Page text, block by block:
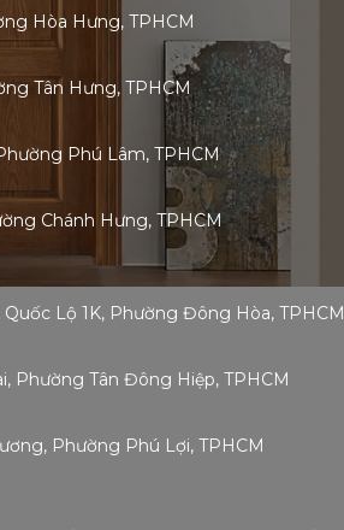
Hòa Hưng, TPHCM
Tân Hưng, TPHCM
Phú Lâm, TPHCM
Chánh Hưng, TPHCM
Lộ 1K, Phường Đông Hòa, TPHCM
Phường Tân Đông Hiệp, TPHCM
Phường Phú Lợi, TPHCM